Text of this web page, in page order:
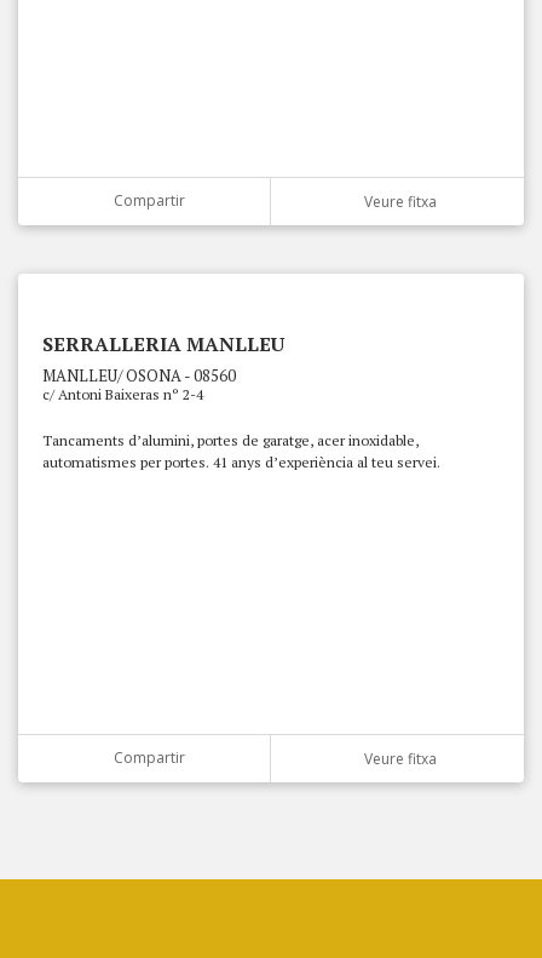
Compartir Veure fitxa
SERRALLERIA MANLLEU
MANLLEU/ OSONA - 08560
c/ Antoni Baixeras nº 2-4
Tancaments d’alumini, portes de garatge, acer inoxidable,
automatismes per portes. 41 anys d’experiència al teu servei.
Compartir Veure fitxa